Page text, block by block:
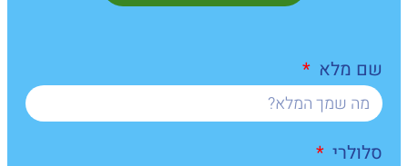
שם מלא
סלולרי